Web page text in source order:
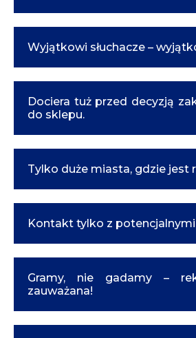
Wyjątkowi słuchacze –
Dociera tuż przed decyzją
do sklepu.
Tylko duże miasta, gdzie jest
Kontakt tylko z
Gramy, nie gadamy –
zauważana!